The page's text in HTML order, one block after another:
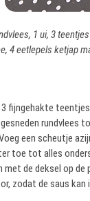
1 ui, 3
4 eetlepels ketjap
fijngehakte
rundvlees
een scheutje
toe tot alles
met de deksel op
zodat de saus